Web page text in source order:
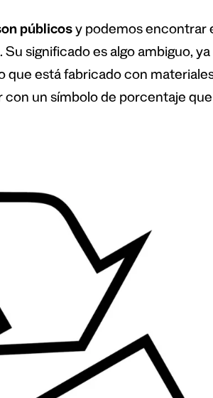
públicosy podemos encontrar
significado es algo ambiguo, ya
que está fabricado con
un símbolo de porcentaje que